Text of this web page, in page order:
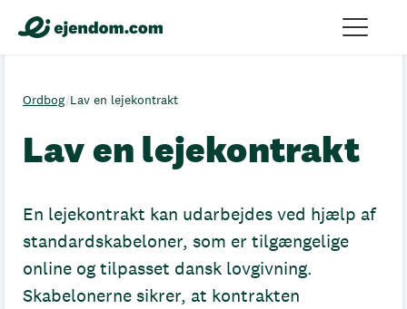
Ordbog/Lav en lejekontrakt
Lav en lejekontrakt
En lejekontrakt kan udarbejdes ved hjælp af
standardskabeloner, som er tilgængelige
online og tilpasset dansk lovgivning.
Skabelonerne sikrer, at kontrakten